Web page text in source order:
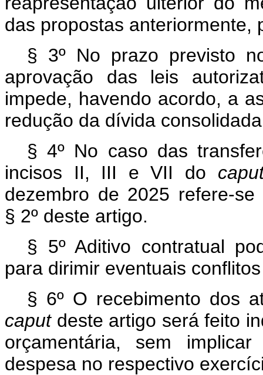
das propostas anteriormente,
§ 3º No prazo previsto
aprovação das leis
impede, havendo acordo, a
redução da dívida
§ 4º No caso das
incisos II, III e VII do
dezembro de 2025 refere-
§ 2º deste artigo.
§ 5º Aditivo contratual
para dirimir eventuais
§ 6º O recebimento dos
caputdeste artigo será feito
orçamentária, sem
despesa no respectivo